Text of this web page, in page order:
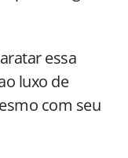
essa
luxo de
com seu